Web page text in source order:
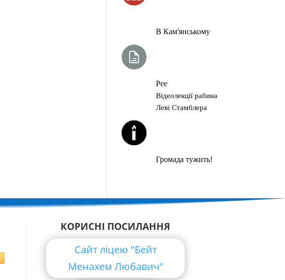
В Кам'янському
Рее
Відеолекції рабина
Леві Стамблера
Громада тужить!
КОРИСНІ ПОСИЛАННЯ
Сайт ліцею "Бейт
Менахем Любавич"